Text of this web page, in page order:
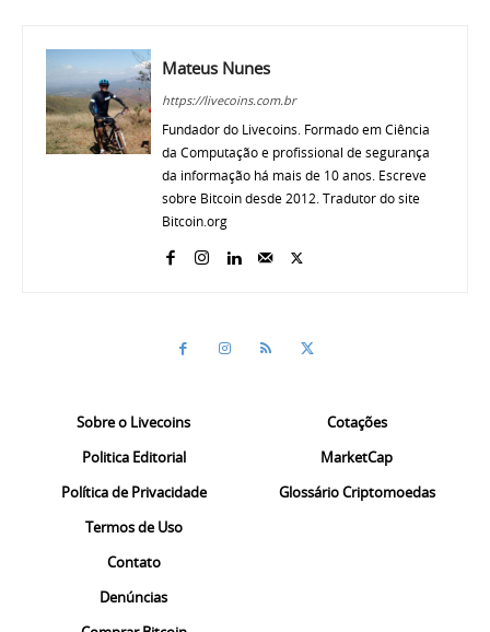
Mateus Nunes
https://livecoins.com.br
Fundador do Livecoins. Formado em Ciência
da Computação e profissional de segurança
da informação há mais de 10 anos. Escreve
sobre Bitcoin desde 2012. Tradutor do site
Bitcoin.org
Sobre o Livecoins
Politica Editorial
Política de Privacidade
Termos de Uso
Contato
Denúncias
Cotações
MarketCap
Glossário Criptomoedas